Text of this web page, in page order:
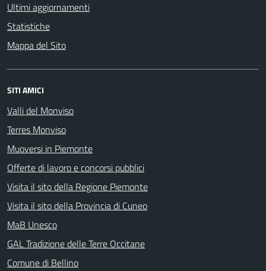
Ultimi aggiornamenti
Statistiche
Mappa del Sito
SITI AMICI
Valli del Monviso
Terres Monviso
Muoversi in Piemonte
Offerte di lavoro e concorsi pubblici
Visita il sito della Regione Piemonte
Visita il sito della Provincia di Cuneo
MaB Unesco
GAL Tradizione delle Terre Occitane
Comune di Bellino